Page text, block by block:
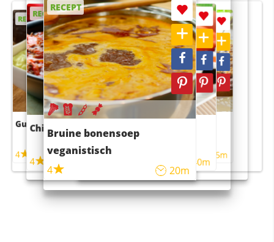
RECEPT
Guacamole
4
RECEPT
Chili con carne
4
RECEPT
Bruine bonensoep
veganistisch
4
20m
RECEPT
Sushi rijstsalade
maaltijdsalade
40m
RECEPT
4 55m